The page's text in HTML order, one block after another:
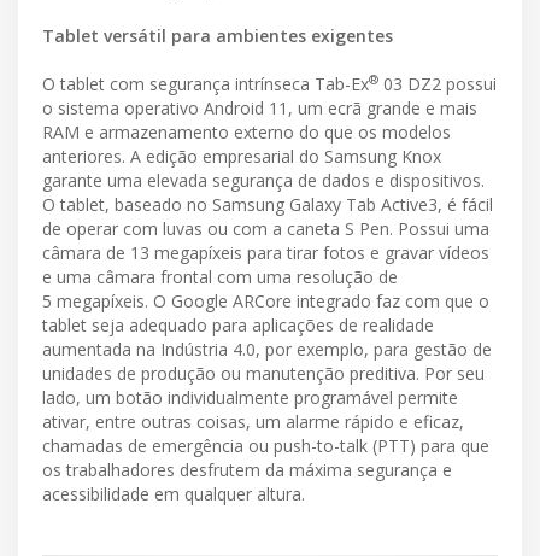
Tablet versátil para ambientes exigentes
O tablet com segurança intrínseca Tab-Ex® 03 DZ2 possui
o sistema operativo Android 11, um ecrã grande e mais
RAM e armazenamento externo do que os modelos
anteriores. A edição empresarial do Samsung Knox
garante uma elevada segurança de dados e dispositivos.
O tablet, baseado no Samsung Galaxy Tab Active3, é fácil
de operar com luvas ou com a caneta S Pen. Possui uma
câmara de 13 megapíxeis para tirar fotos e gravar vídeos
e uma câmara frontal com uma resolução de
5 megapíxeis. O Google ARCore integrado faz com que o
tablet seja adequado para aplicações de realidade
aumentada na Indústria 4.0, por exemplo, para gestão de
unidades de produção ou manutenção preditiva. Por seu
lado, um botão individualmente programável permite
ativar, entre outras coisas, um alarme rápido e eficaz,
chamadas de emergência ou push-to-talk (PTT) para que
os trabalhadores desfrutem da máxima segurança e
acessibilidade em qualquer altura.